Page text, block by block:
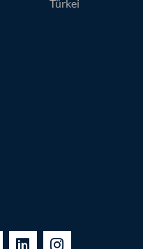
Türkei